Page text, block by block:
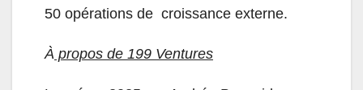
50 opérations de croissance externe.
À propos de 199 Ventures